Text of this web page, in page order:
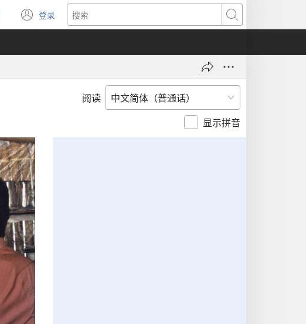
登录
（打
开
窗
搜
索
阅读
显示拼音